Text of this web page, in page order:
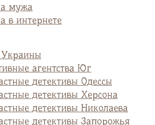
мужа
в интернете
Украины
агентства Юг
детективы Одессы
детективы Херсона
детективы Николаева
детективы Запорожья